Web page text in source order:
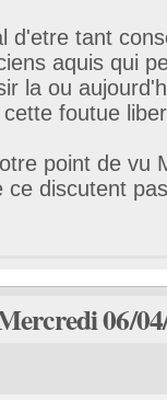
d'etre tant
aquis qui
la ou
foutue
point de vu
ce discutent
06/